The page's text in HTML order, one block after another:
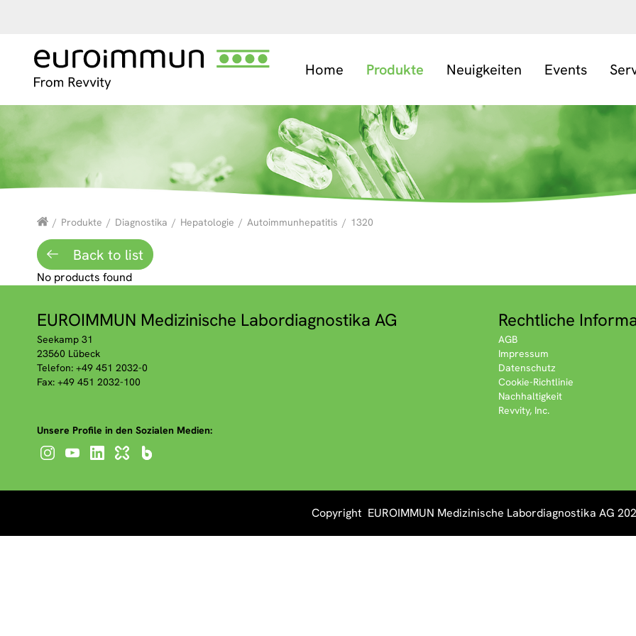
Home Produkte Neuigkeiten Events
/ Produkte / Diagnostika / Hepatologie / Autoimmunhepatitis / 1320
Back to list
No products found
EUROIMMUN Medizinische Labordiagnostika AG
Seekamp 31
23560 Lübeck
Telefon: +49 451 2032-0
Fax: +49 451 2032-100
Rechtliche
AGB
Impressum
Datenschutz
Cookie-Richtlinie
Nachhaltigkeit
Revvity, Inc.
Unsere Profile in den Sozialen Medien:
Copyright EUROIMMUN Medizinische Labordiagnostika AG